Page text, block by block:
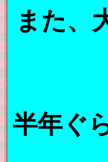
また、
半年ぐ